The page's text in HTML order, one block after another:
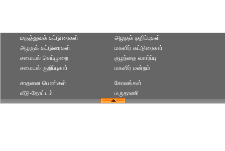
மருத்துவக் கட்டுரைகள்
அழகுக் கட்டுரைகள்
அழகுக் குறிப்புகள்
மகளிர் கட்டுரைகள்
சமையல் செய்முறை
சமையல் குறிப்புகள்
குழந்தை வளர்ப்பு
மகளிர் மன்றம்
சாதனை பெண்கள்
வீடு-தோட்டம்
கோலங்கள்
மருதாணி